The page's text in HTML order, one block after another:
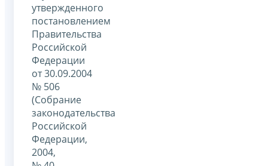
утвержденного
постановлением
Правительства
Российской
Федерации
от 30.09.2004
№ 506
(Собрание
законодательства
Российской
Федерации,
2004,